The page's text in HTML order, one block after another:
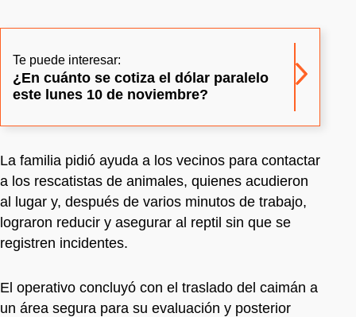
Te puede interesar:
¿En cuánto se cotiza el dólar paralelo
este lunes 10 de noviembre?
La familia pidió ayuda a los vecinos para contactar
a los rescatistas de animales, quienes acudieron
al lugar y, después de varios minutos de trabajo,
lograron reducir y asegurar al reptil sin que se
registren incidentes.
El operativo concluyó con el traslado del caimán a
un área segura para su evaluación y posterior